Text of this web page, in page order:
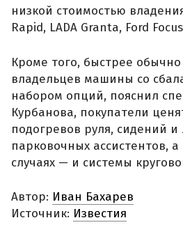
низкой стоимостью
Rapid, LADA Granta, Ford
Кроме того, быстрее
владельцев машины со
набором опций, пояснил
Курбанова, покупатели
подогревов руля, сидений и
парковочных ассистентов,
случаях — и системы
Автор: Иван Бахарев
Источник: Известия